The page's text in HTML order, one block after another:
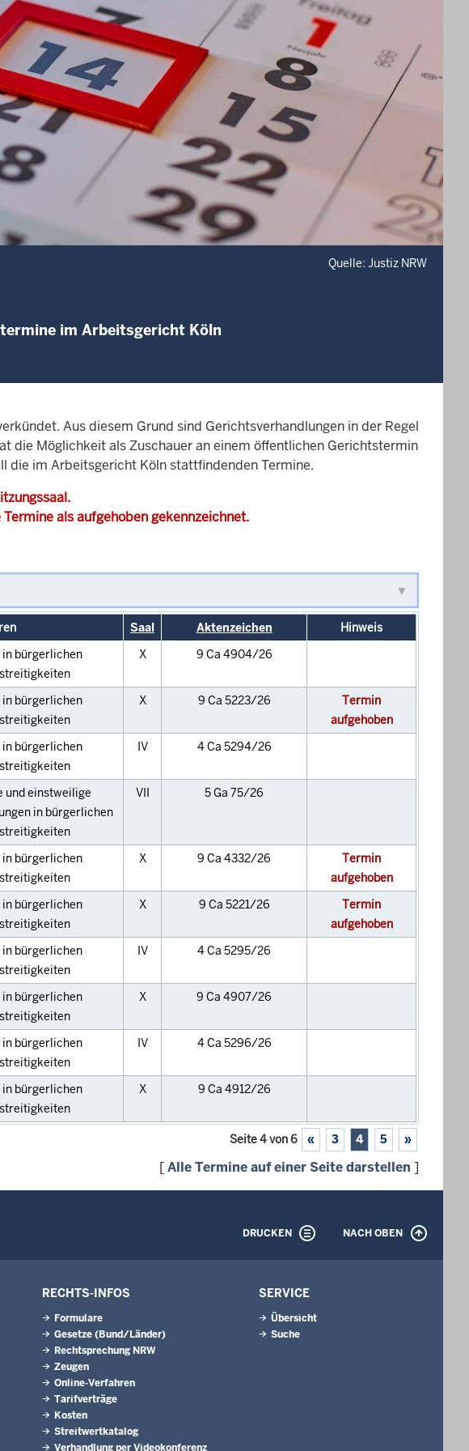
Quelle: Justiz NRW
im Arbeitsgericht Köln
Aus diesem Grund sind Gerichtsverhandlungen in der Regel
die Möglichkeit als Zuschauer an einem öffentlichen Gerichtstermin
die im Arbeitsgericht Köln stattfindenden Termine.
als aufgehoben gekennzeichnet.
Saal Aktenzeichen
Hinweis
in bürgerlichen
X 9 Ca 4904/26
in bürgerlichen
X 9 Ca 5223/26
Termin
aufgehoben
in bürgerlichen
IV 4 Ca 5294/26
und einstweilige
in bürgerlichen
VII 5 Ga 75/26
in bürgerlichen
X 9 Ca 4332/26
Termin
aufgehoben
in bürgerlichen
X 9 Ca 5221/26
Termin
aufgehoben
in bürgerlichen
IV 4 Ca 5295/26
in bürgerlichen
X 9 Ca 4907/26
in bürgerlichen
IV 4 Ca 5296/26
in bürgerlichen
X 9 Ca 4912/26
Seite 4 von 6 « 3 4 5 »
[Alle Termine auf einer Seite darstellen ]
DRUCKEN NACH OBEN
RECHTS-INFOS
Formulare
Gesetze (Bund/Länder)
Rechtsprechung NRW
Zeugen
Online-Verfahren
Tarifverträge
Kosten
Streitwertkatalog
Verhandlung per Videokonferenz
SERVICE
Übersicht
Suche